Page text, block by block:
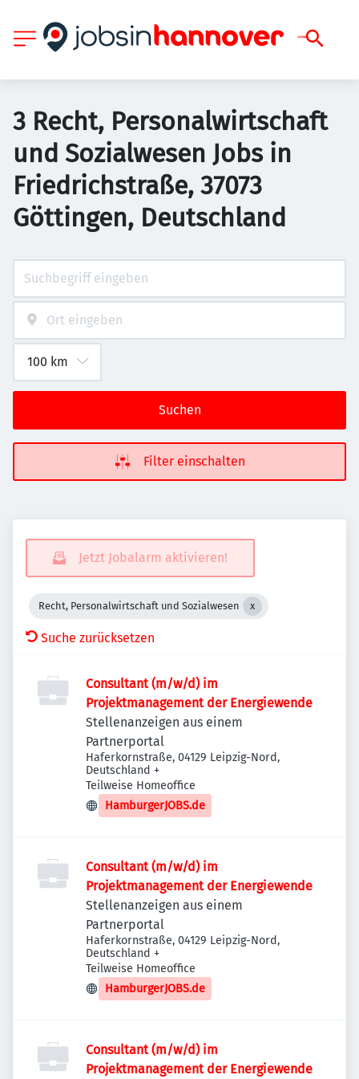
3 Recht, Personalwirtschaft
und Sozialwesen Jobs in
Friedrichstraße, 37073
Göttingen, Deutschland
Suchen
Filter einschalten
Jetzt Jobalarm aktivieren!
Recht, Personalwirtschaft und Sozialwesen
Suche zurücksetzen
Consultant (m/w/d) im
Projektmanagement der Energiewende
Stellenanzeigen aus einem
Partnerportal
Haferkornstraße, 04129 Leipzig-Nord,
Deutschland +
Teilweise Homeoffice
HamburgerJOBS.de
Consultant (m/w/d) im
Projektmanagement der Energiewende
Stellenanzeigen aus einem
Partnerportal
Haferkornstraße, 04129 Leipzig-Nord,
Deutschland +
Teilweise Homeoffice
HamburgerJOBS.de
Consultant (m/w/d) im
Projektmanagement der Energiewende